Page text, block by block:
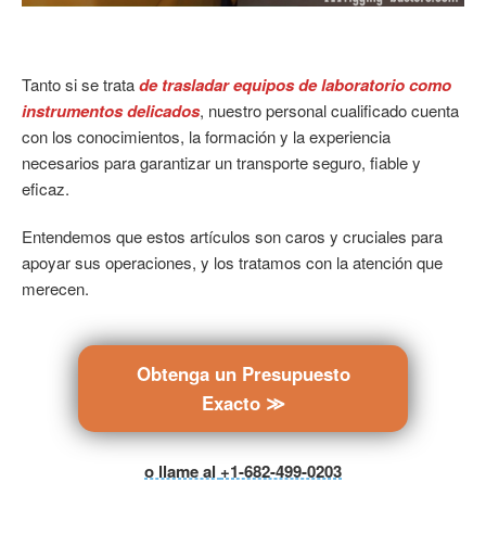
Tanto si se tratade trasladar equipos de laboratorio como
instrumentos delicados, nuestro personal cualificado cuenta
con los conocimientos, la formación y la experiencia
necesarios para garantizar un transporte seguro, fiable y
eficaz.
Entendemos que estos artículos son caros y cruciales para
apoyar sus operaciones, y los tratamos con la atención que
merecen.
Obtenga un Presupuesto
Exacto ≫
o llame al +1-682-499-0203